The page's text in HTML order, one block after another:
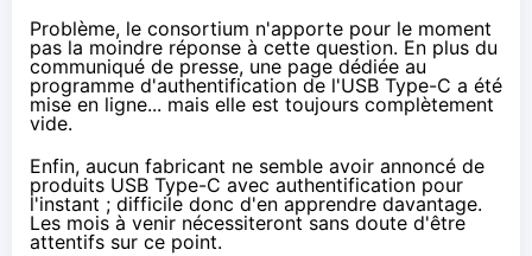
Problème, le consortium n'apporte pour le moment
pas la moindre réponse à cette question. En plus du
communiqué de presse, une page dédiée au
programme d'authentification de l'USB Type-C a été
mise en ligne... mais elle est toujours complètement
vide.
Enfin, aucun fabricant ne semble avoir annoncé de
produits USB Type-C avec authentification pour
l'instant ; difficile donc d'en apprendre davantage.
Les mois à venir nécessiteront sans doute d'être
attentifs sur ce point.